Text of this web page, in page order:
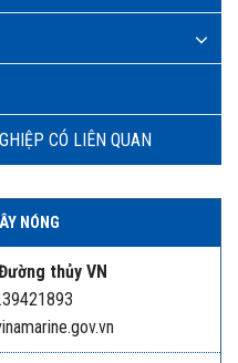
CÓ LIÊN QUAN
NÓNG
thủy VN